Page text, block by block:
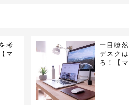
考
マ
一目瞭
デスク
る！【